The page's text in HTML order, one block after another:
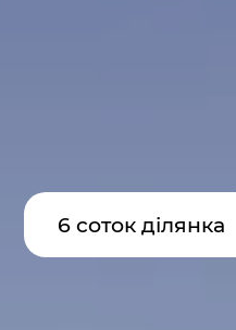
6 соток ділянка